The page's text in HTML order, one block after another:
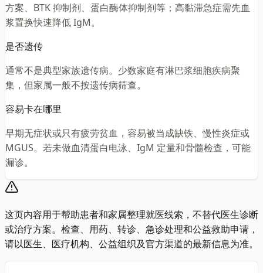
方案、BTK 抑制剂、蛋白酶体抑制剂等；高黏滞急症需先血
浆置换快速降低 IgM。
是否遗传
通常不是典型家族遗传病。少数家庭有淋巴浆细胞疾病聚
集，但家属一般不按遗传病筛查。
容易卡在哪里
早期无症状或只有疲劳贫血，容易被当成缺铁、慢性炎症或
MGUS。若未做血清蛋白电泳、IgM 定量和骨髓检查，可能
漏诊。
这页内容用于帮助患者和家属整理就医线索，不替代医生诊断
或治疗方案。检查、用药、转诊、急诊处理和公益救助申请，
请以医生、医疗机构、公益组织及官方渠道的最新信息为准。